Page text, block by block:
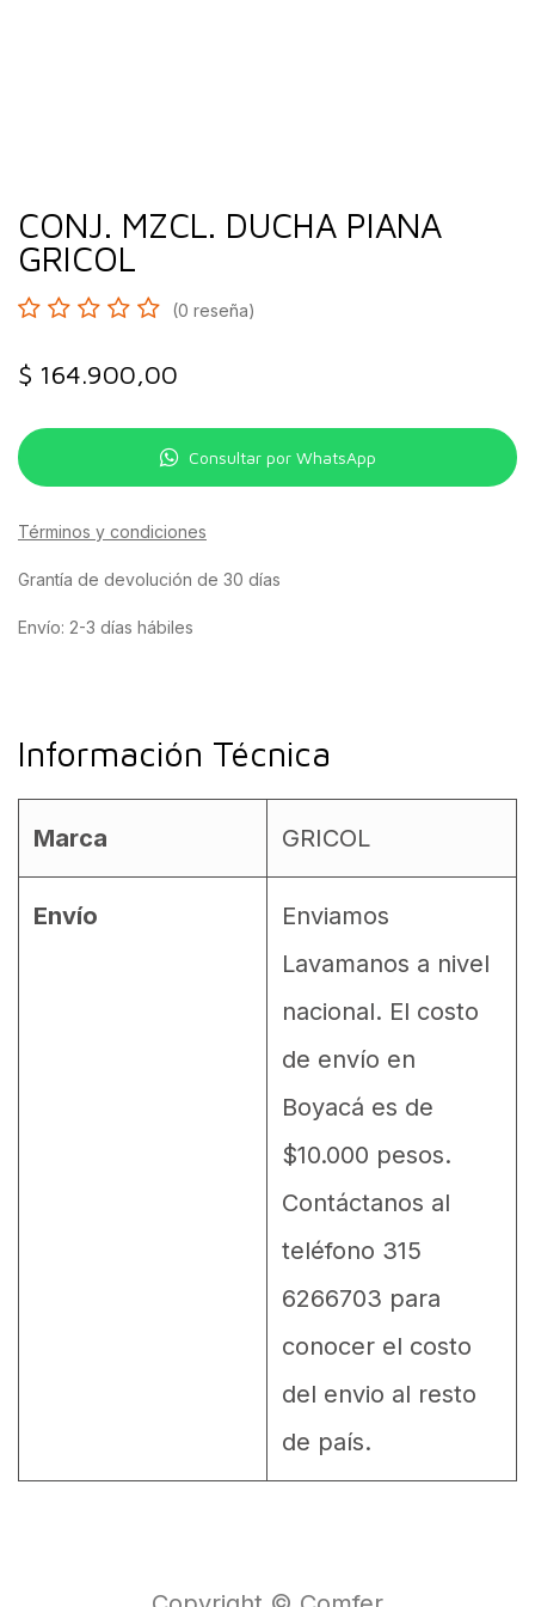
CONJ. MZCL. DUCHA PIANA
GRICOL
(0 reseña)
$ 164.900,00
Consultar por WhatsApp
Términos y condiciones
Grantía de devolución de 30 días
Envío: 2-3 días hábiles
Información Técnica
Marca GRICOL
Envío
Enviamos
Lavamanos a nivel
nacional. El costo
de envío en
Boyacá es de
$10.000 pesos.
Contáctanos al
teléfono 315
6266703 para
conocer el costo
del envio al resto
de país.